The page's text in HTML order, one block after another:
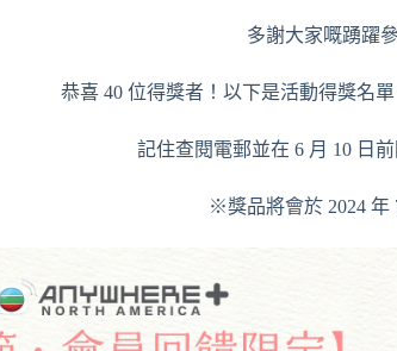
多謝大家嘅踴躍
恭喜 40 位得獎者！以下是活動得獎名
記住查閱電郵並在 6 月 10 日
※獎品將會於 2024 年